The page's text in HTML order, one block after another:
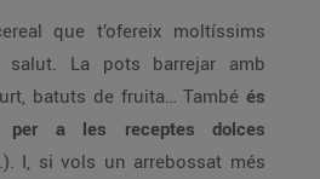
que t’ofereix moltíssims
La pots barrejar amb
batuts de fruita… També és
per a les receptes dolces
I, si vols un arrebossat més